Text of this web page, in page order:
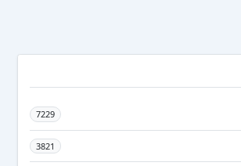
7229
3821